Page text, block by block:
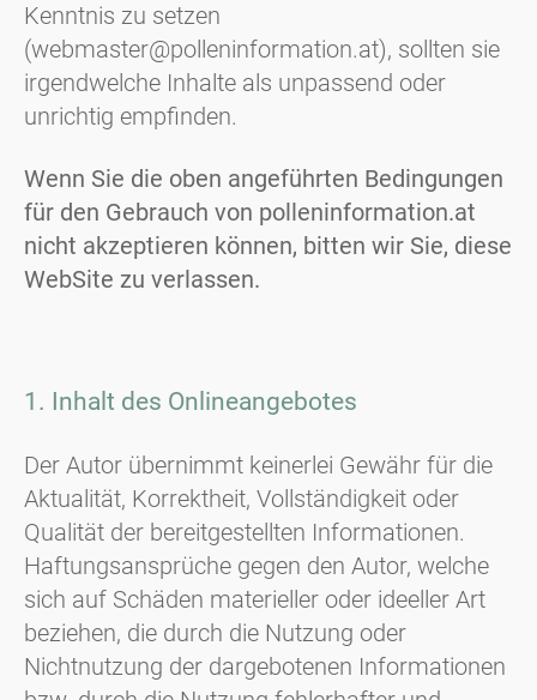
Kenntnis zu setzen
(webmaster@polleninformation.at), sollten sie
irgendwelche Inhalte als unpassend oder
unrichtig empfinden.
Wenn Sie die oben angeführten Bedingungen
für den Gebrauch von polleninformation.at
nicht akzeptieren können, bitten wir Sie, diese
WebSite zu verlassen.
1. Inhalt des Onlineangebotes
Der Autor übernimmt keinerlei Gewähr für die
Aktualität, Korrektheit, Vollständigkeit oder
Qualität der bereitgestellten Informationen.
Haftungsansprüche gegen den Autor, welche
sich auf Schäden materieller oder ideeller Art
beziehen, die durch die Nutzung oder
Nichtnutzung der dargebotenen Informationen